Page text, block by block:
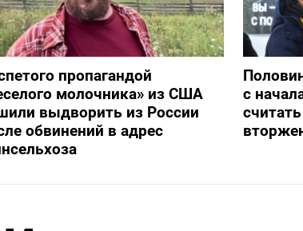
пропагандой
молочника» из США
выдворить из России
обвинений в адрес
с